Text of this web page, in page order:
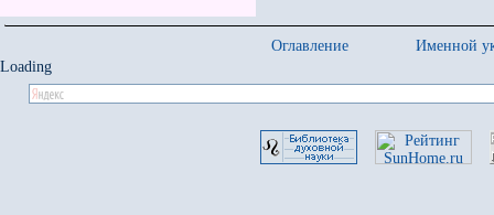
Оглавление
Именной
Loading